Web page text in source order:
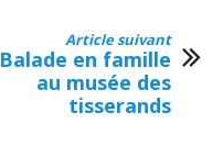
Article suivant
Balade en famille
au musée des
tisserands